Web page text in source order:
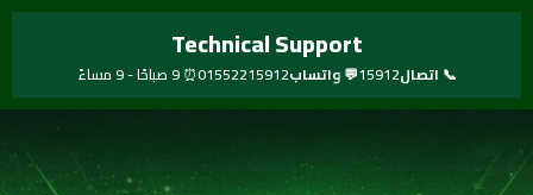
تخطي
Technical Support
📞 اتصال15912💬 واتساب01552215912⏰ 9 صباحًا - 9 مساءً